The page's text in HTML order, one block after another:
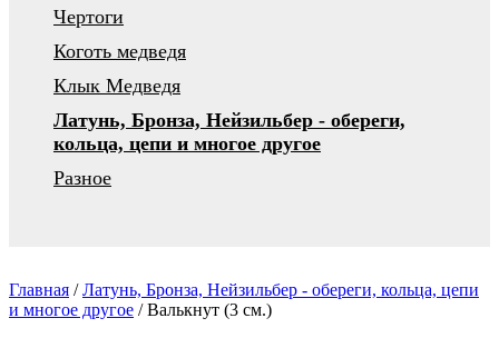
Чертоги
Коготь медведя
Клык Медведя
Латунь, Бронза, Нейзильбер - обереги,
кольца, цепи и многое другое
Разное
Главная /Латунь, Бронза, Нейзильбер - обереги, кольца, цепи
и многое другое / Валькнут (3 см.)